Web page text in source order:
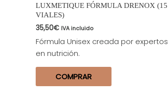
LUXMETIQUE FÓRMULA DRENOX (15
VIALES)
35,50€ IVA incluido
Fórmula Unisex creada por expertos
en nutrición.
COMPRAR